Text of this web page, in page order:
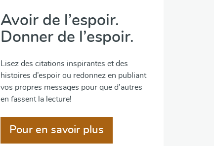
Avoir de l’espoir.
Donner de l’espoir.
Lisez des citations inspirantes et des
histoires d’espoir ou redonnez en publiant
vos propres messages pour que d’autres
en fassent la lecture!
Pour en savoir plus